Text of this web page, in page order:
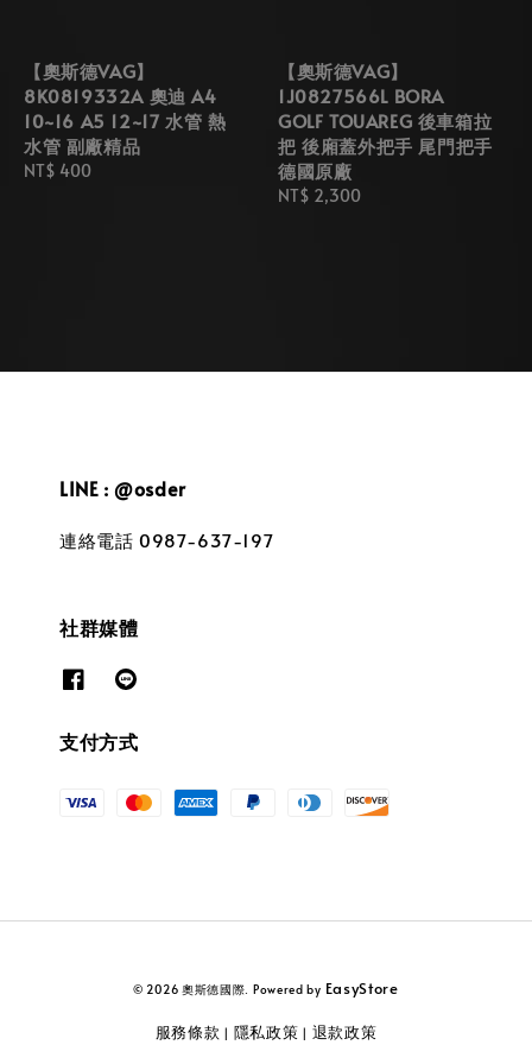
【奧斯德VAG】
8K0819332A 奧迪 A4
10~16 A5 12~17 水管 熱
水管 副廠精品
Regular
NT$ 400
【奧斯德VAG】
1J0827566L BORA
GOLF TOUAREG 後車箱拉
把 後廂蓋外把手 尾門把手
德國原廠
Regular
NT$ 2,300
LINE : @osder
連絡電話 0987-637-197
社群媒體
支付方式
© 2026 奧斯德國際. Powered by EasyStore
服務條款 | 隱私政策 | 退款政策